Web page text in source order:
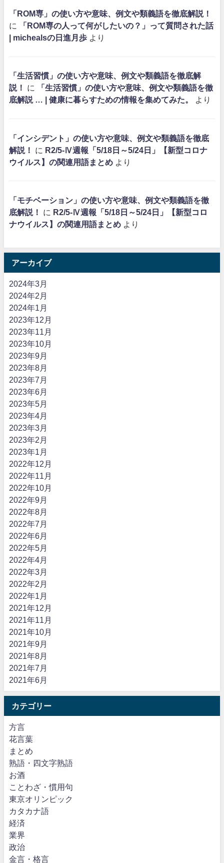
「ROM専」の使い方や意味、例文や類義語を徹底解説！
に
「ROM専の人って何がしたいの？」って質問された話
| michealsの日進月歩 より
「生活習慣」の使い方や意味、例文や類義語を徹底解
説！
に
「生活習慣」の使い方や意味、例文や類義語を徹
底解説 … | 健康に暮らすための情報を集めてみた。
より
「インシデント」の使い方や意味、例文や類義語を徹底
解説！
に R2/5-Ⅳ週報「5/18日～5/24日」【新型コロナ
ウイルス】の関連用語まとめ より
「モチベーション」の使い方や意味、例文や類義語を徹
底解説！
に R2/5-Ⅳ週報「5/18日～5/24日」【新型コロ
ナウイルス】の関連用語まとめ より
アーカイブ
2024年3月
2024年2月
2024年1月
2023年12月
2023年11月
2023年10月
2023年9月
2023年8月
2023年7月
2023年6月
2023年5月
2023年4月
2023年3月
2023年2月
2023年1月
2022年12月
2022年11月
2022年10月
2022年9月
2022年8月
2022年7月
2022年6月
2022年5月
2022年4月
2022年3月
2022年2月
2022年1月
2021年12月
2021年11月
2021年10月
2021年9月
2021年8月
2021年7月
2021年6月
カテゴリー
方言
花言葉
まとめ
熟語・四文字熟語
お酒
ことわざ・慣用句
東京オリンピック
カタカナ語
経済
業界
政治
金言・格言